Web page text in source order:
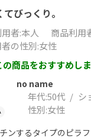
びっくり。
者:本人 商品利用
の性別:女性
商品をおすすめしま
no name
年代:50代 シ
性別:女性
ンするタイプのピラ